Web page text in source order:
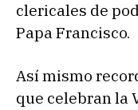
clericales de
Papa Francisco.
Así mismo
que celebran la